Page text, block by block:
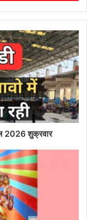
2026 शुक्रवार